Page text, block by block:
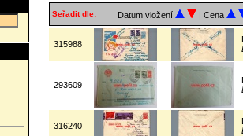
Seřadit dle: Datum vložení | Cena
315988
293609
316240